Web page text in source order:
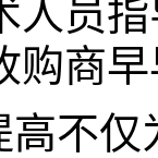
人员
购商
高不